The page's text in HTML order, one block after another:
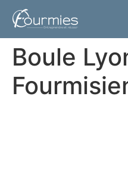
principal
Boule